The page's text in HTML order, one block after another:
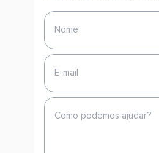
Nome
E-mail
Como podemos ajudar?